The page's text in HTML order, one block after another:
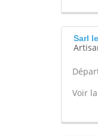
Sarl
Voir